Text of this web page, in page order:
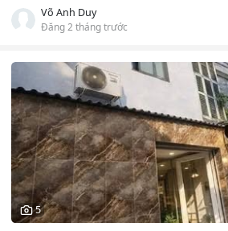
Võ Anh Duy
Đăng 2 tháng trước
5